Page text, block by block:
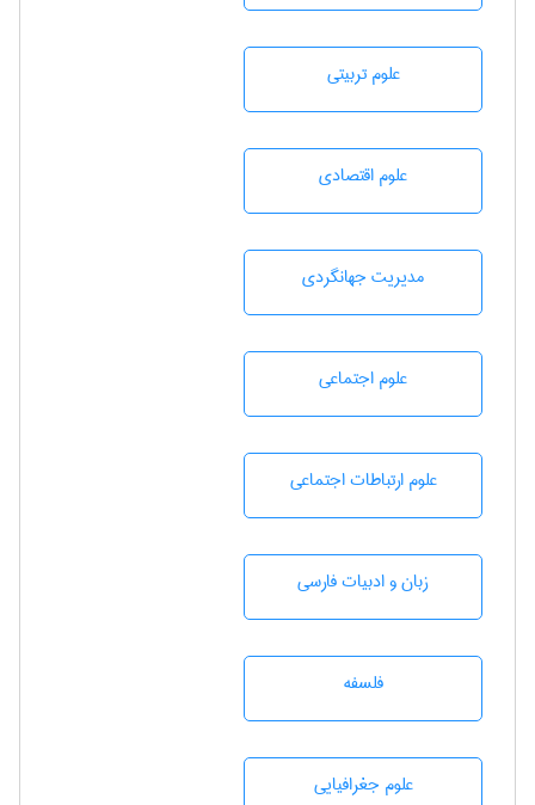
علوم تربيتی
علوم اقتصادی
مديريت جهانگردی
علوم اجتماعی
علوم ارتباطات اجتماعی
زبان و ادبيات فارسی
فلسفه
علوم جغرافيايی